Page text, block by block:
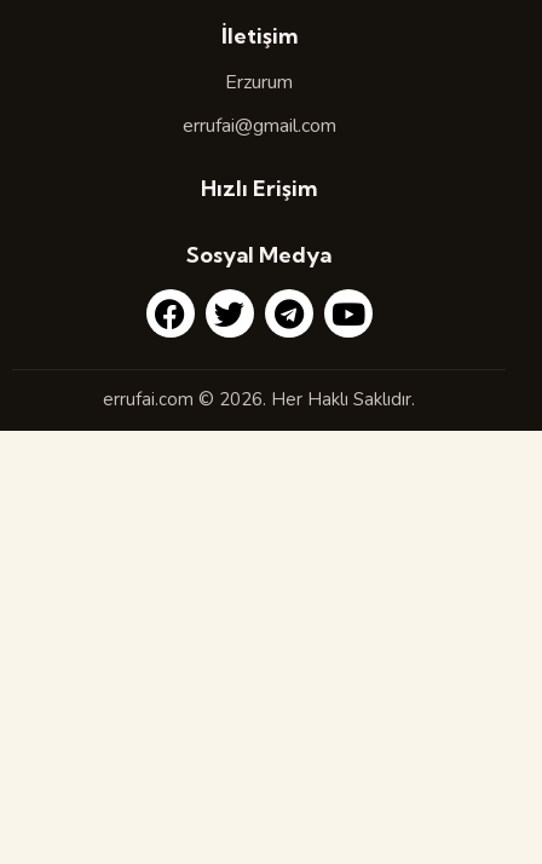
İletişim
Erzurum
errufai@gmail.com
Hızlı Erişim
Sosyal Medya
errufai.com © 2026. Her Haklı Saklıdır.